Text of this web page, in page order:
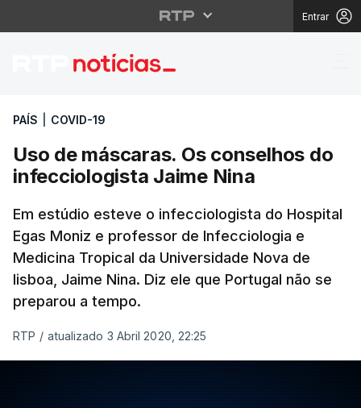
Entrar
Uso de máscaras. Os
PAÍS COVID-19
Uso de máscaras. Os conselhos do
infecciologista Jaime Nina
Em estúdio esteve o infecciologista do Hospital
Egas Moniz e professor de Infecciologia e
Medicina Tropical da Universidade Nova de
lisboa, Jaime Nina. Diz ele que Portugal não se
preparou a tempo.
RTP / atualizado 3 Abril 2020, 22:25